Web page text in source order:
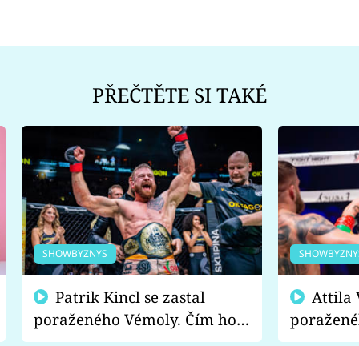
PŘEČTĚTE SI TAKÉ
SHOWBYZNYS
poraženého Vémoly. Čím ho
fanoušci naštvali?
chce